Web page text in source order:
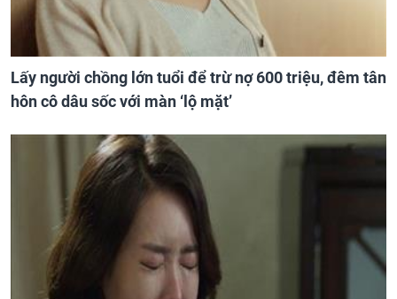
Lấy người chồng lớn tuổi để trừ nợ 600 triệu, đêm tân
hôn cô dâu sốc với màn ‘lộ mặt’